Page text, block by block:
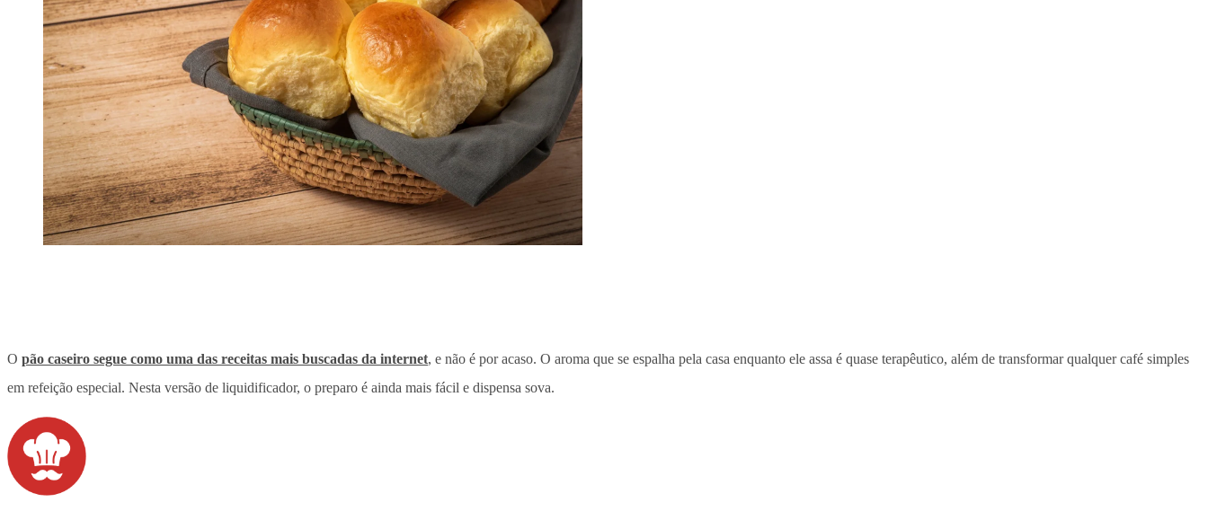
O pão caseiro segue como uma das receitas mais buscadas da internet, e não é por acaso. O aroma que se espalha pela casa enquanto ele assa é quase terapêutico, além de transformar qualquer café simples
em refeição especial. Nesta versão de liquidificador, o preparo é ainda mais fácil e dispensa sova.